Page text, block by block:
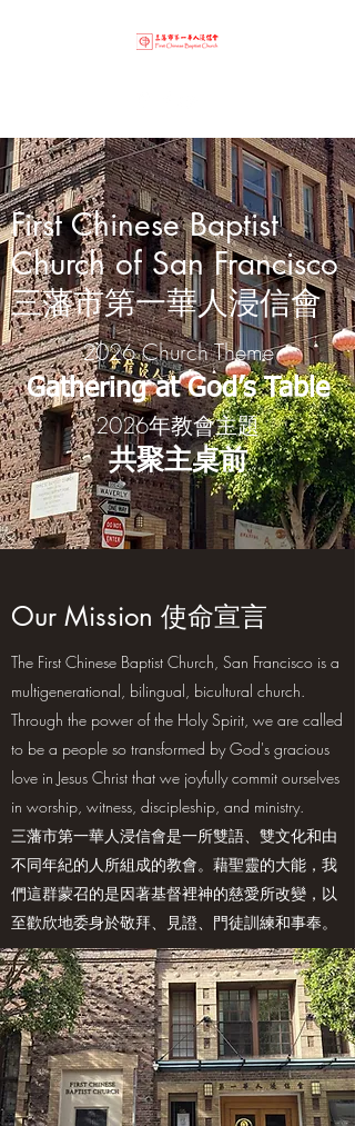
First Chinese Baptist
Church of San Francisco
三藩市第一華人浸信會
2026 Church Theme
Gathering at God’s Table
2026年教會主題
共聚主桌前
Our Mission 使命宣言
The First Chinese Baptist Church, San Francisco is a
multigenerational, bilingual, bicultural church.
Through the power of the Holy Spirit, we are called
to be a people so transformed by God's gracious
love in Jesus Christ that we joyfully commit ourselves
in worship, witness, discipleship, and ministry.
三藩市第一華人浸信會是一所雙語、雙文化和由
不同年紀的人所組成的教會。藉聖靈的大能，我
們這群蒙召的是因著基督裡神的慈愛所改變，以
至歡欣地委身於敬拜、見證、門徒訓練和事奉。